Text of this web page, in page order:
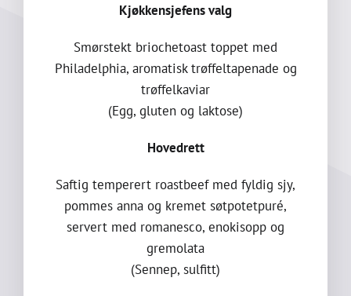
Kjøkkensjefens valg
Smørstekt briochetoast toppet med
Philadelphia, aromatisk trøffeltapenade og
trøffelkaviar
(Egg, gluten og laktose)
Hovedrett
Saftig temperert roastbeef med fyldig sjy,
pommes anna og kremet søtpotetpuré,
servert med romanesco, enokisopp og
gremolata
(Sennep, sulfitt)